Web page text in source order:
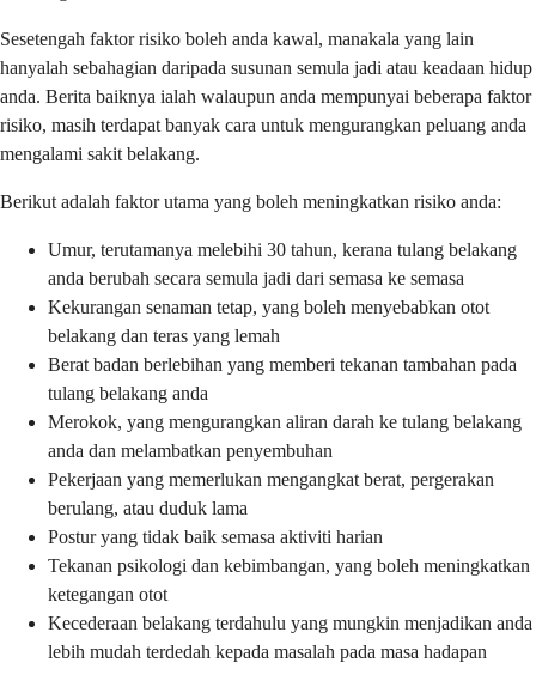
Sesetengah faktor risiko boleh anda kawal, manakala yang lain
hanyalah sebahagian daripada susunan semula jadi atau keadaan hidup
anda. Berita baiknya ialah walaupun anda mempunyai beberapa faktor
risiko, masih terdapat banyak cara untuk mengurangkan peluang anda
mengalami sakit belakang.
Berikut adalah faktor utama yang boleh meningkatkan risiko anda:
Umur, terutamanya melebihi 30 tahun, kerana tulang belakang
anda berubah secara semula jadi dari semasa ke semasa
Kekurangan senaman tetap, yang boleh menyebabkan otot
belakang dan teras yang lemah
Berat badan berlebihan yang memberi tekanan tambahan pada
tulang belakang anda
Merokok, yang mengurangkan aliran darah ke tulang belakang
anda dan melambatkan penyembuhan
Pekerjaan yang memerlukan mengangkat berat, pergerakan
berulang, atau duduk lama
Postur yang tidak baik semasa aktiviti harian
Tekanan psikologi dan kebimbangan, yang boleh meningkatkan
ketegangan otot
Kecederaan belakang terdahulu yang mungkin menjadikan anda
lebih mudah terdedah kepada masalah pada masa hadapan